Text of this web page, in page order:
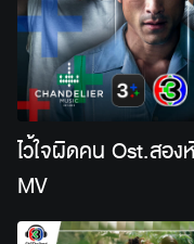
ไว้ใจผิดคน Ost.สอง
MV